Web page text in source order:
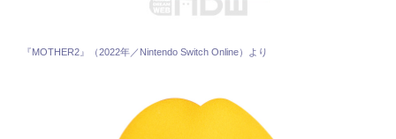
『MOTHER2』（2022年／Nintendo Switch Online）より